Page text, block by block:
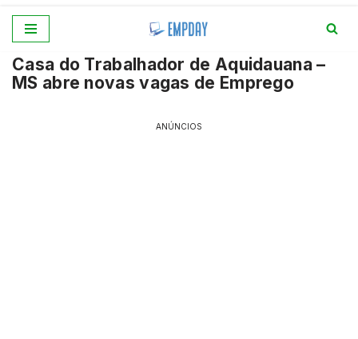
para
o
Casa do Trabalhador de Aquidauana –
MS abre novas vagas de Emprego
ANÚNCIOS